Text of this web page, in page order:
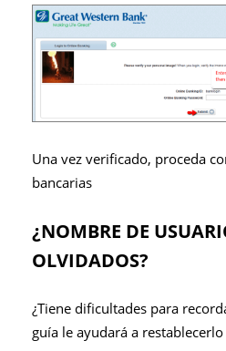
Una vez verificado, proceda
bancarias
¿NOMBRE DE
OLVIDADOS?
¿Tiene dificultades para
guía le ayudará a restablecerlo